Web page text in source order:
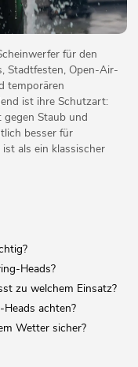
für den
Stadtfesten, Open-Air-
temporären
ist ihre Schutzart:
gegen Staub und
besser für
als ein klassischer
Heads?
zu welchem Einsatz?
achten?
Wetter sicher?